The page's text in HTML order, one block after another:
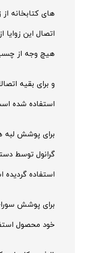
های کتابخانه
اتصال این
هیچ وجه از
استفاده شده
گرانول توسط
استفاده
برای پوشش
خود محصول